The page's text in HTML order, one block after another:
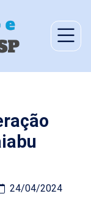
24/04/2024